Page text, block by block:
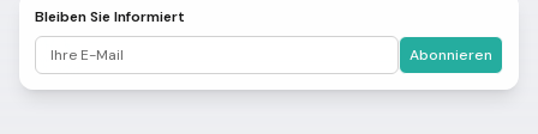
Bleiben Sie Informiert
Abonnieren